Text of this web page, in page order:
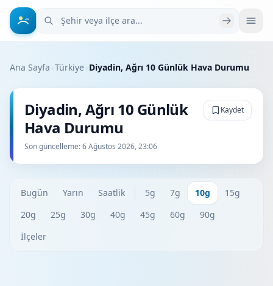
Şehir veya ilçe ara
Ana Sayfa ›Türkiye› Diyadin, Ağrı 10 Günlük Hava Durumu
Diyadin, Ağrı 10 Günlük
Hava Durumu
Son güncelleme:6 Ağustos 2026, 23:06
Kaydet
Bugün Yarın Saatlik 5g 7g 10g
15g
20g
25g 30g 40g 45g 60g
90g
İlçeler